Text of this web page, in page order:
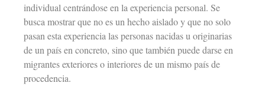
individual centrándose en la experiencia personal. Se
busca mostrar que no es un hecho aislado y que no solo
pasan esta experiencia las personas nacidas u originarias
de un país en concreto, sino que también puede darse en
migrantes exteriores o interiores de un mismo país de
procedencia.